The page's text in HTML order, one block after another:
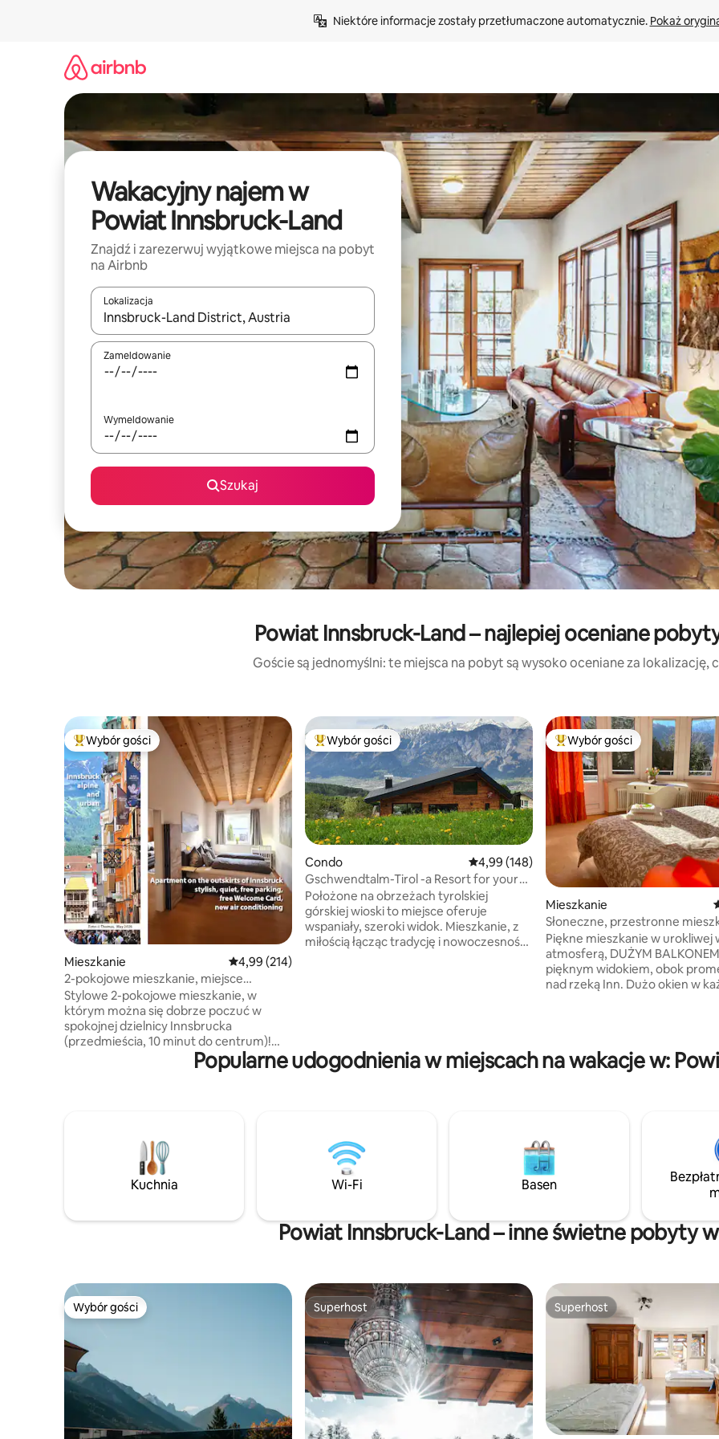
Niektóre informacje zostały przetłumaczone automatycznie. Pokaż
Wakacyjny najem w
Powiat Innsbruck-Land
Znajdź i zarezerwuj wyjątkowe miejsca na pobyt
na Airbnb
Lokalizacja
Gdy wyniki będą dostępne, możesz poruszać się po nich za pomocą klawiszy strzałek w górę i w dół lub przeglądać je
Zameldowanie
Wymeldowanie
Szukaj
Powiat Innsbruck-Land – najlepiej oceniane
Goście są jednomyślni: te miejsca na pobyt są wysoko oceniane za lokalizację,
Najpopularniejsze z kategorii Wybór gości
Wybór gości
Mieszkanie Średnia ocena: 4,99 na 5, liczba recenzji: 214
4,99 (214)
2-pokojowe mieszkanie, miejsce
parkingowe, klimatyzacja, 2-3 osoby
Stylowe 2-pokojowe mieszkanie, w
którym można się dobrze poczuć w
spokojnej dzielnicy Innsbrucka
(przedmieścia, 10 minut do centrum)!
Idealne dla pary lub rodziny z
maksymalnie dwójką dzieci. Na 30 m2
MIEJSCE PARKINGOWE! !
KLIMATYZACJA! Apartament znajduje
się na pierwszym piętrze dwurodzinnego
domu i został całkowicie odnowiony i
roku.
Najpopularniejsze z kategorii Wybór gości
Wybór gości
Condo Średnia ocena: 4,99 na 5, liczba recenzji: 148
4,99 (148)
Gschwendtalm-Tirol -a Resort for your
Take-Time
Położone na obrzeżach tyrolskiej
górskiej wioski to miejsce oferuje
wspaniały, szeroki widok. Mieszkanie, z
miłością łącząc tradycję i nowoczesność
domu. WIFI, TV, BT-boxes, miejsce
parkingowe są dostępne bezpłatnie; w
Najpopularniejsze z kategorii
Wybór gości
Mieszkanie
Słoneczne, przestronne
z widokiem na góry w uroczej
Piękne mieszkanie w urokliwej
atmosferą, DUŻYM
pięknym widokiem, obok
nad rzeką Inn. Dużo okien w
naprzeciwko domu. Wjazd na autostradę
w pobliżu, supermarket, apteka,
ekranem (2xnetflix) BOSE
Music
Popularne udogodnienia w miejscach na wakacje w:
Kuchnia Wi-Fi Basen
Powiat Innsbruck-Land – inne świetne pobyty
Wybór gości
Wybór gości Superhost
Superhost Superhost
Superhost